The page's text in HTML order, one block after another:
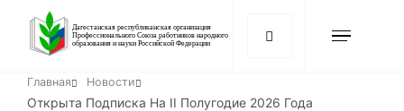
Перейти
основному
Дагестанская республиканская организация
Профессионального Союза работников народного
образования и науки Российской Федерации
Строка
навигации
Главная Новости
Открыта Подписка На II Полугодие 2026 Года